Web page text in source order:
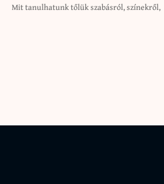
Mit tanulhatunk tőlük szabásról, színekről,